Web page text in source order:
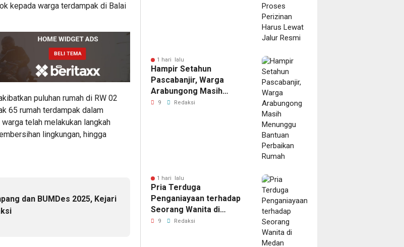
kepada warga terdampak di Balai
puluhan rumah di RW 02
65 rumah terdampak dalam
telah melakukan langkah
lingkungan, hingga
dan BUMDes 2025, Kejari
1 hari lalu
Hampir Setahun
Pascabanjir, Warga
Arabungong Masih
Menunggu Bantuan
9 Redaksi
1 hari lalu
Pria Terduga
Penganiayaan terhadap
Seorang Wanita di
Medan Ditangkap Polisi
9 Redaksi